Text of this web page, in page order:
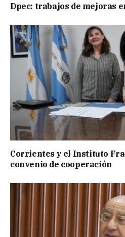
Dpec: trabajos de mejoras
Corrientes y el Instituto
convenio de cooperación